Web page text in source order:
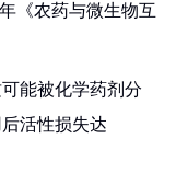
《农药与微生物互
能被化学药剂分
活性损失达